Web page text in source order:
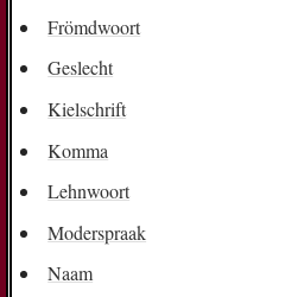
Frömdwoort
Geslecht
Kielschrift
Komma
Lehnwoort
Moderspraak
Naam